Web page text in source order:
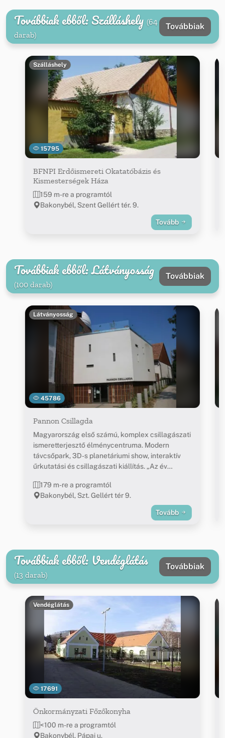
Továbbiak ebből: Szálláshely (64
darab)
Továbbiak
15795
Szálláshely
BFNPI Erdőismereti Okatatóbázis és
Kismesterségek Háza
159 m-re a programtól
Bakonybél, Szent Gellért tér. 9.
Tovább
Továbbiak ebből: Látványosság
(100 darab)
Továbbiak
45786
Látványosság
Pannon Csillagda
Magyarország első számú, komplex csillagászati
ismeretterjesztő élménycentruma. Modern
távcsőpark, 3D-s planetáriumi show, interaktív
űrkutatási és csillagászati kiállítás. „Az év
birtokosa.
179 m-re a programtól
Bakonybél, Szt. Gellért tér 9.
Tovább
Továbbiak ebből: Vendéglátás
(13 darab)
Továbbiak
17691
Vendéglátás
Önkormányzati Főzőkonyha
<100 m-re a programtól
Bakonybél, Pápai u.